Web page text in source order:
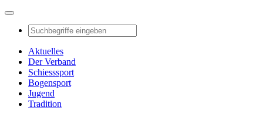
Aktuelles
Der Verband
Schiesssport
Bogensport
Jugend
Tradition